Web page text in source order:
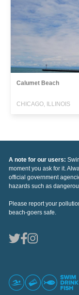
Calumet Beach
CHICAGO, ILLINOIS
A note for our users:
moment you ask for it.
official government
hazards such as
Please report your
beach-goers safe.